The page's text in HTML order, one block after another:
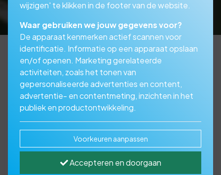
Bekijk de mogelijkheden
van een
beleggingsverzekering
Wordt bij de kapitaalverzekering gespaard en
is er sprake van een afgesproken eindkapitaal,
met of zonder winstdeling, bij de
wijzigen' te klikken in de footer van de website.
Waar gebruiken we jouw gegevens voor?
De apparaat kenmerken actief scannen voor
identificatie. Informatie op een apparaat opslaan
en/of openen. Marketing gerelateerde
activiteiten, zoals het tonen van
gepersonaliseerde advertenties en content,
advertentie- en contentmeting, inzichten in het
publiek en productontwikkeling.
Voorkeuren aanpassen
Accepteren en doorgaan